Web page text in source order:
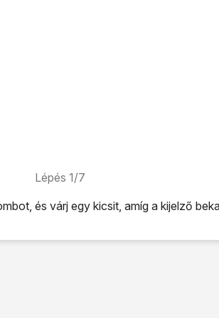
Lépés 1/7
, és várj egy kicsit, amíg a kijelző